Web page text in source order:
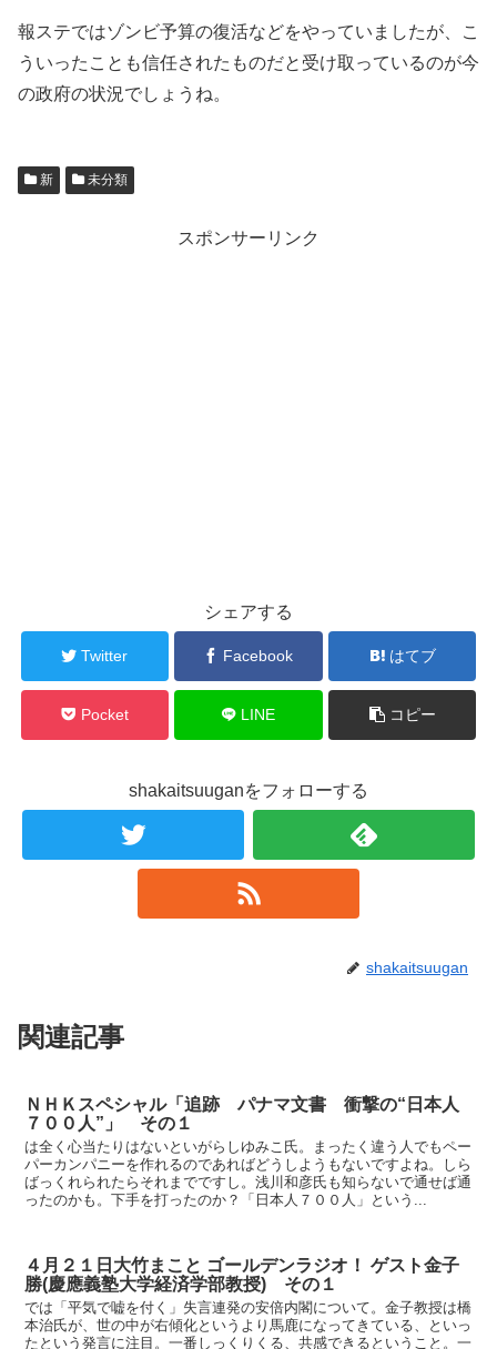
報ステではゾンビ予算の復活などをやっていましたが、こ
ういったことも信任されたものだと受け取っているのが今
の政府の状況でしょうね。
新 未分類
スポンサーリンク
シェアする
Twitter Facebook はてブ
Pocket LINE コピー
shakaitsuuganをフォローする
shakaitsuugan
関連記事
ＮＨＫスペシャル「追跡 パナマ文書 衝撃の“日本人
７００人”」 その１
は全く心当たりはないといがらしゆみこ氏。まったく違う人でもペー
パーカンパニーを作れるのであればどうしようもないですよね。しら
ばっくれられたらそれまでですし。浅川和彦氏も知らないで通せば通
ったのかも。下手を打ったのか？「日本人７００人」という...
４月２１日大竹まこと ゴールデンラジオ！ ゲスト金子
勝(慶應義塾大学経済学部教授) その１
では「平気で嘘を付く」失言連発の安倍内閣について。金子教授は橋
本治氏が、世の中が右傾化というより馬鹿になってきている、といっ
たという発言に注目。一番しっくりくる、共感できるということ。一